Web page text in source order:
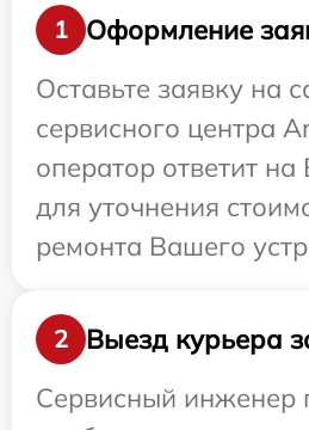
1
Оформление
Оставьте заявку на
сервисного центра
оператор ответит
для уточнения
ремонта Вашего
2
Выезд курьера
Сервисный инженер